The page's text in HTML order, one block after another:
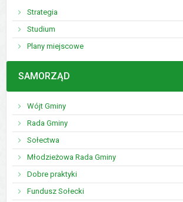
Strategia
Studium
Plany miejscowe
MENU
SAMORZĄD
Wójt Gminy
Rada Gminy
Sołectwa
Młodzieżowa Rada Gminy
Dobre praktyki
Fundusz Sołecki